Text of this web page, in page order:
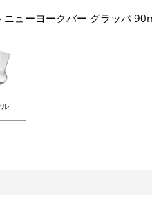
ニューヨークバー グラッパ
ル